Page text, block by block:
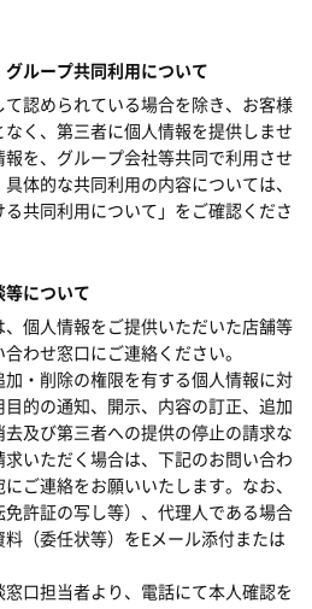
ループ共同利用について
認められている場合を除き、お客様
く、第三者に個人情報を提供しませ
を、グループ会社等共同で利用させ
体的な共同利用の内容については、
共同利用について」をご確認くださ
等について
個人情報をご提供いただいた店舗等
わせ窓口にご連絡ください。
・削除の権限を有する個人情報に対
的の通知、開示、内容の訂正、追加
及び第三者への提供の停止の請求な
いただく場合は、下記のお問い合わ
ご連絡をお願いいたします。なお、
許証の写し等）、代理人である場合
（委任状等）をEメール添付または
口担当者より、電話にて本人確認を